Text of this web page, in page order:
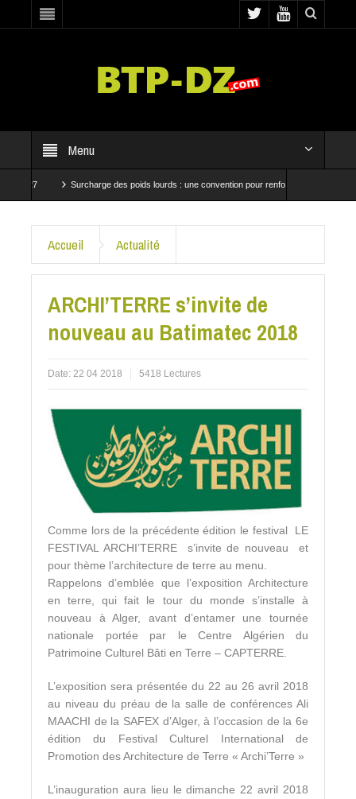
Menu
Surcharge des poids lourds : une convention pour renforcer les contrôles
Accueil Actualité
ARCHI’TERRE s’invite de
nouveau au Batimatec 2018
Date: 22 04 2018 5418 Lectures
Comme lors de la précédente édition le festival LE
FESTIVAL ARCHI’TERRE s’invite de nouveau et
pour thème l’architecture de terre au menu.
Rappelons d’emblée que l’exposition Architecture
en terre, qui fait le tour du monde s’installe à
nouveau à Alger, avant d’entamer une tournée
nationale portée par le Centre Algérien du
Patrimoine Culturel Bâti en Terre – CAPTERRE.
L’exposition sera présentée du 22 au 26 avril 2018
au niveau du préau de la salle de conférences Ali
MAACHI de la SAFEX d’Alger, à l’occasion de la 6e
édition du Festival Culturel International de
Promotion des Architecture de Terre « Archi’Terre »
L’inauguration aura lieu le dimanche 22 avril 2018